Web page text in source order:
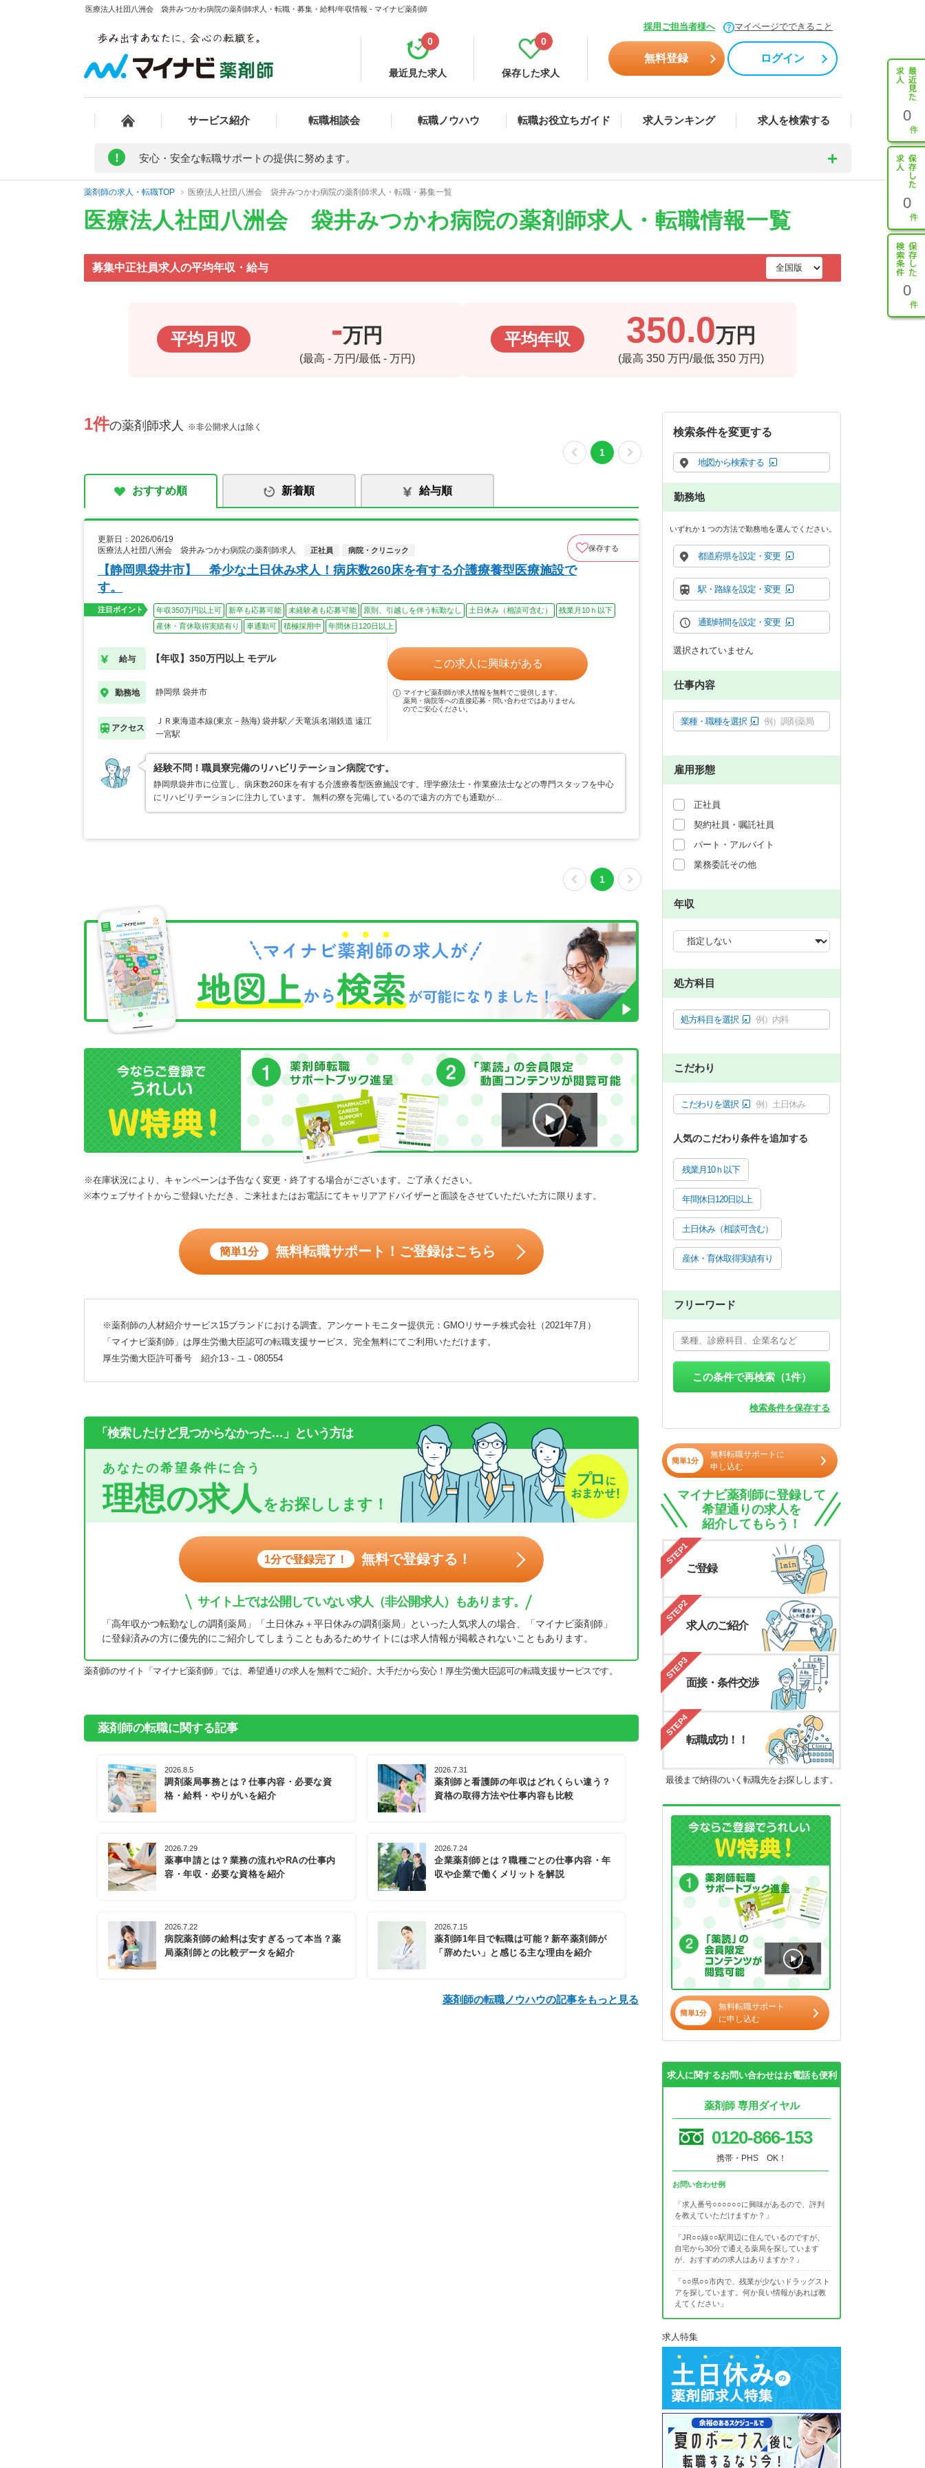
医療法人社団八洲会 袋井みつかわ病院の薬剤師求人・転職・募集・給料/年収情報 - マイナビ薬剤師
採用ご担当者様へ マイページでできること
最近見た求人
0
保存した求人
0
無料登録 ログイン
サービス紹介 転職相談会 転職ノウハウ 転職お役立ちガイド 求人ランキング 求人を検索する 0
0
0
! 安心・安全な転職サポートの提供に努めます。
薬剤師の求人・転職TOP 医療法人社団八洲会 袋井みつかわ病院の薬剤師求人・転職・募集一覧
医療法人社団八洲会 袋井みつかわ病院の薬剤師求人・転職情報一覧
募集中正社員求人の平均年収・給与
平均月収 -万円
(最高 - 万円/最低 - 万円)
平均年収 350.0万円
(最高 350 万円/最低 350 万円)
1件の薬剤師求人 ※非公開求人は除く
1
おすすめ順 新着順 給与順
更新日：2026/06/19
医療法人社団八洲会 袋井みつかわ病院の薬剤師求人
正社員 病院・クリニック 保存する
【静岡県袋井市】 希少な土日休み求人！病床数260床を有する介護療養型医療施設で
す。
注目ポイント 年収350万円以上可 新卒も応募可能 未経験者も応募可能 原則、引越しを伴う転勤なし 土日休み（相談可含む）
残業月10ｈ以下
産休・育休取得実績有り
車通勤可 積極採用中 年間休日120日以上
給与 【年収】350万円以上 モデル
勤務地 静岡県 袋井市
アクセス
ＪＲ東海道本線(東京－熱海) 袋井駅／天竜浜名湖鉄道 遠江
一宮駅
この求人に興味がある
マイナビ薬剤師が求人情報を無料でご提供します。
薬局・病院等への直接応募・問い合わせではありません
のでご安心ください。
経験不問！職員寮完備のリハビリテーション病院です。
静岡県袋井市に位置し、病床数260床を有する介護療養型医療施設です。理学療法士・作業療法士などの専門スタッフを中心
にリハビリテーションに注力しています。 無料の寮を完備しているので遠方の方でも通勤が…
1
※在庫状況により、キャンペーンは予告なく変更・終了する場合がございます。ご了承ください。
※本ウェブサイトからご登録いただき、ご来社またはお電話にてキャリアアドバイザーと面談をさせていただいた方に限ります。
簡単1分 無料転職サポート！ご登録はこちら
※薬剤師の人材紹介サービス15ブランドにおける調査。アンケートモニター提供元：GMOリサーチ株式会社（2021年7月）
「マイナビ薬剤師」は厚生労働大臣認可の転職支援サービス。完全無料にてご利用いただけます。
厚生労働大臣許可番号 紹介13 - ユ - 080554
「検索したけど見つからなかった…」という方は
あなたの希望条件に合う
理想の求人をお探しします！
1分で登録完了！ 無料で登録する！
サイト上では公開していない求人（非公開求人）もあります。
「高年収かつ転勤なしの調剤薬局」「土日休み＋平日休みの調剤薬局」といった人気求人の場合、「マイナビ薬剤師」
に登録済みの方に優先的にご紹介してしまうこともあるためサイトには求人情報が掲載されないこともあります。
薬剤師のサイト「マイナビ薬剤師」では、希望通りの求人を無料でご紹介。大手だから安心！厚生労働大臣認可の転職支援サービスです。
薬剤師の転職に関する記事
2026.8.5
調剤薬局事務とは？仕事内容・必要な資
格・給料・やりがいを紹介
2026.7.31
薬剤師と看護師の年収はどれくらい違う？
資格の取得方法や仕事内容も比較
2026.7.29
薬事申請とは？業務の流れやRAの仕事内
容・年収・必要な資格を紹介
2026.7.24
企業薬剤師とは？職種ごとの仕事内容・年
収や企業で働くメリットを解説
2026.7.22
病院薬剤師の給料は安すぎるって本当？薬
局薬剤師との比較データを紹介
2026.7.15
薬剤師1年目で転職は可能？新卒薬剤師が
「辞めたい」と感じる主な理由を紹介
薬剤師の転職ノウハウの記事をもっと見る
検索条件を変更する
地図から検索する
勤務地
いずれか１つの方法で勤務地を選んでください。
都道府県を設定・変更
駅・路線を設定・変更
通勤時間を設定・変更
選択されていません
仕事内容
業種・職種を選択 例）調剤薬局
雇用形態
正社員
契約社員・嘱託社員
パート・アルバイト
業務委託その他
年収
処方科目
処方科目を選択 例）内科
こだわり
こだわりを選択 例）土日休み
人気のこだわり条件を追加する
残業月10ｈ以下
年間休日120日以上
土日休み（相談可含む）
産休・育休取得実績有り
フリーワード
この条件で再検索（1件）
検索条件を保存する
簡単1分
無料転職サポートに
申し込む
マイナビ薬剤師に登録して
希望通りの求人を
紹介してもらう！
STEP1
ご登録
STEP2
求人のご紹介
STEP3
面接・条件交渉
STEP4
転職成功！！
最後まで納得のいく転職先をお探しします。
簡単1分
無料転職サポート
に申し込む
求人に関するお問い合わせはお電話も便利
薬剤師 専用ダイヤル
0120-866-153
携帯・PHS OK！
お問い合わせ例
「求人番号○○○○○○に興味があるので、評判
を教えていただけますか？」
「JR○○線○○駅周辺に住んでいるのですが、
自宅から30分で通える薬局を探しています
が、おすすめの求人はありますか？」
「○○県○○市内で、残業が少ないドラッグスト
アを探しています。何か良い情報があれば教
えてください」
求人特集